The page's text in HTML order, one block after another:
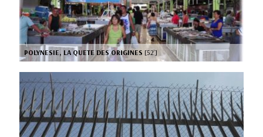
POLYNESIE, LA QUETE DES ORIGINES [52’]